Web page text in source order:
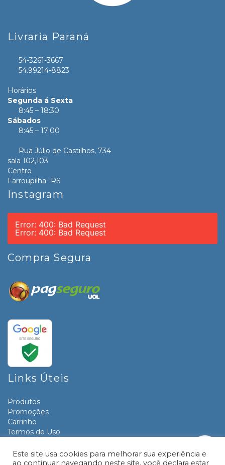
Livraria Paraná
54-3261-3667
54.99214-8823
Horários
Segunda á Sexta
8:45 – 18:30
Sábados
8:45 – 17:00
Rua Júlio de Castilhos, 734
sala 102,103
Centro
Farroupilha -RS
Instagram
Error: 400: Bad Request
Error: 400: Bad Request
Compra Segura
Links Úteis
Produtos
Promoções
Carrinho
Termos de Uso
Contato
Este site usa cookies para melhorar sua experiência e
ao continuar navegando neste site, você declara estar